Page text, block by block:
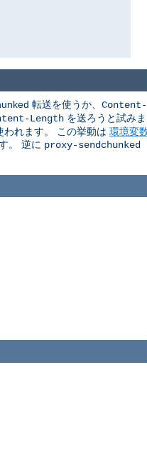
転送を使うか、 Content-
Length を送ろうと試みま
れます。 この挙動は 環境変
。 逆に proxy-sendchunked